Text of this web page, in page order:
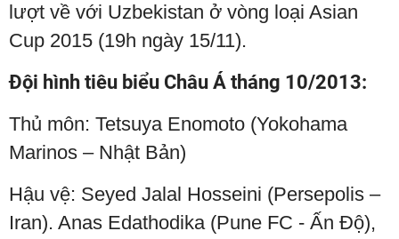
lượt về với Uzbekistan ở vòng loại Asian
Cup 2015 (19h ngày 15/11).
Đội hình tiêu biểu Châu Á tháng 10/2013:
Thủ môn: Tetsuya Enomoto (Yokohama
Marinos – Nhật Bản)
Hậu vệ: Seyed Jalal Hosseini (Persepolis –
Iran). Anas Edathodika (Pune FC - Ấn Độ),